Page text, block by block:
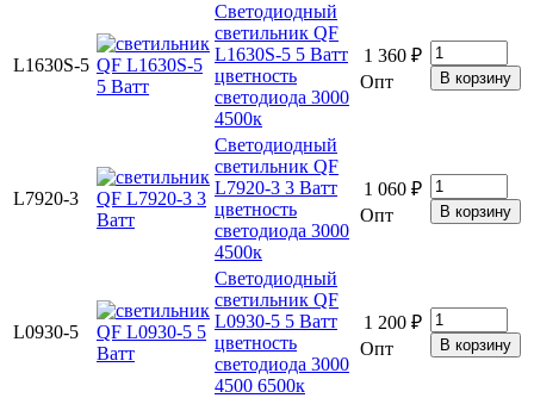
L1630S-5
Светодиодный
светильник QF
L1630S-5 5 Ватт
цветность
светодиода 3000
4500к
1 360 ₽
Опт
L7920-3
Светодиодный
светильник QF
L7920-3 3 Ватт
цветность
светодиода 3000
4500к
1 060 ₽
Опт
L0930-5
Светодиодный
светильник QF
L0930-5 5 Ватт
цветность
светодиода 3000
4500 6500к
1 200 ₽
Опт